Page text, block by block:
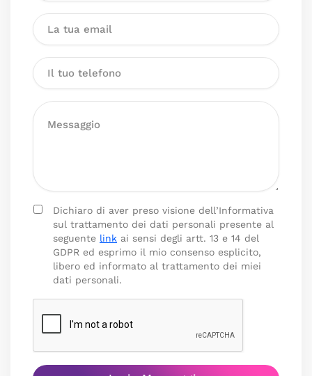
Dichiaro di aver preso visione dell’Informativa
sul trattamento dei dati personali presente al
seguente link ai sensi degli artt. 13 e 14 del
GDPR ed esprimo il mio consenso esplicito,
libero ed informato al trattamento dei miei
dati personali.